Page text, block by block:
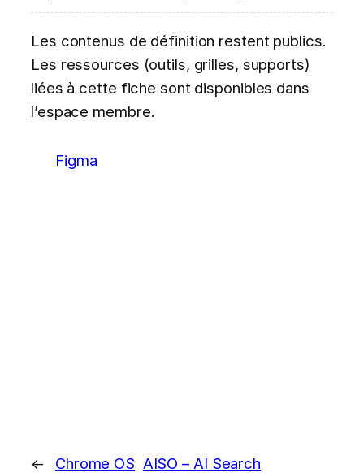
Les contenus de définition restent publics.
Les ressources (outils, grilles, supports)
liées à cette fiche sont disponibles dans
l’espace membre.
Figma
←
Chrome OS AISO – AI Search